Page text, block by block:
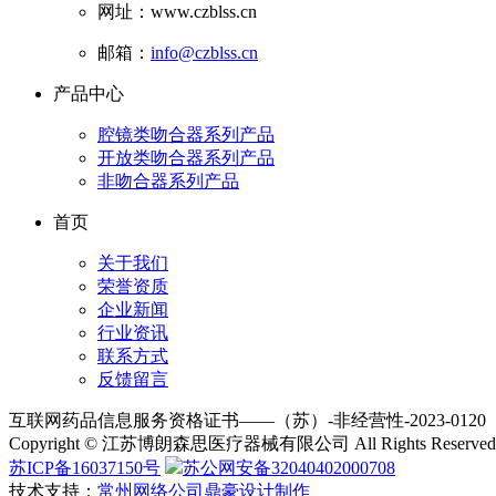
网址：www.czblss.cn
邮箱： info@czblss.cn
产品中心
腔镜类吻合器系列产品
开放类吻合器系列产品
非吻合器系列产品
首页
关于我们
荣誉资质
企业新闻
行业资讯
联系方式
反馈留言
互联网药品信息服务资格证书——（苏）-非经营性-2023-0120
Copyright © 江苏博朗森思医疗器械有限公司 All Rights
苏ICP备16037150号
苏公网安备32040402000708
技术支持： 常州网络公司鼎豪设计制作